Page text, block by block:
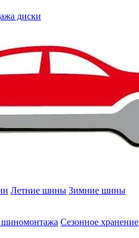
диски
Летние шины Зимние шины
шиномонтажа Сезонное хранение